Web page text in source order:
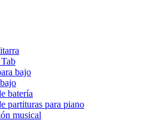
bajo
batería
partituras para piano
musical